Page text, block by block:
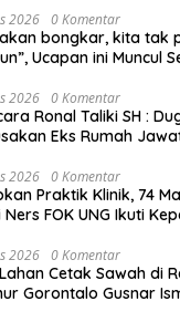
Ners FOK
Umum
Bukan Konsumsi
2026 0 Komentar
bongkar, kita tak
Ucapan ini Muncul
Gorontalo
2026 0 Komentar
Ronal Taliki SH :
Eks Rumah
Polda Gorontalo
2026 0 Komentar
Praktik Klinik, 74
FOK UNG Ikuti
2026 0 Komentar
Cetak Sawah di
Gorontalo Gusnar